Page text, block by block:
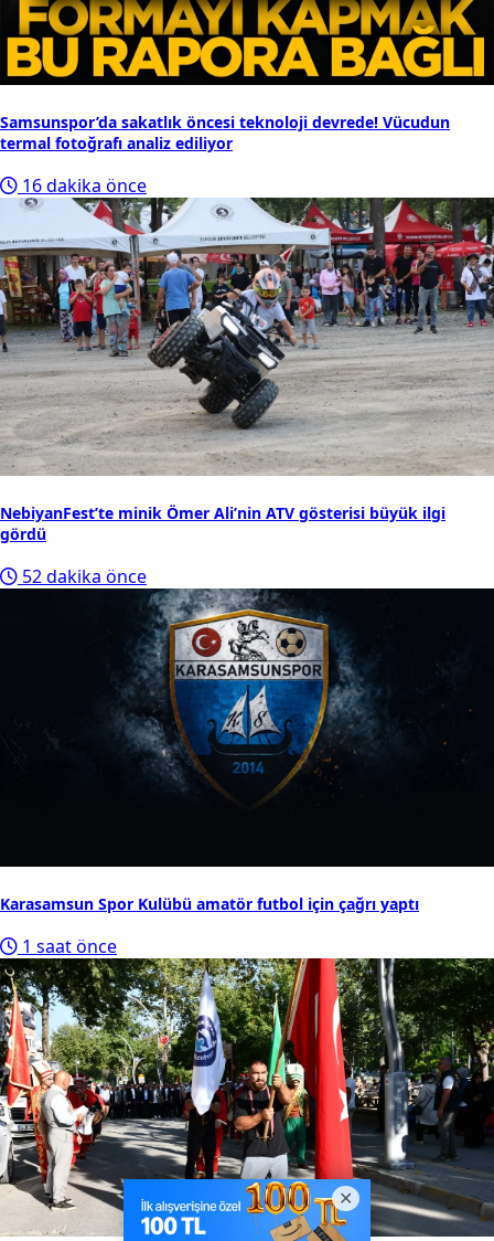
Samsunspor’da sakatlık öncesi teknoloji devrede! Vücudun
termal fotoğrafı analiz ediliyor
16 dakika önce
NebiyanFest’te minik Ömer Ali’nin ATV gösterisi büyük ilgi
gördü
52 dakika önce
Karasamsun Spor Kulübü amatör futbol için çağrı yaptı
1 saat önce